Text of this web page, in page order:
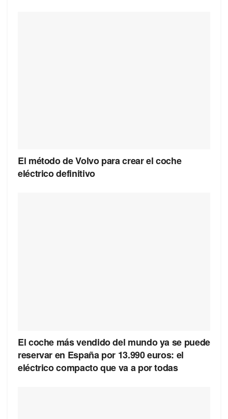
El método de Volvo para crear el coche
eléctrico definitivo
El coche más vendido del mundo ya se puede
reservar en España por 13.990 euros: el
eléctrico compacto que va a por todas